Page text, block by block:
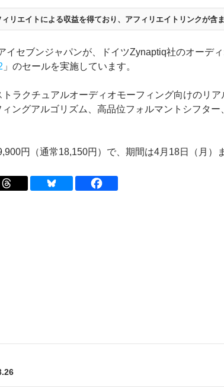
リエイトによる収益を得ており、 アフィリエイトリンクが含
イセブンジャパンが、ドイツZynaptiq社のオーデ
」のセールを実施しています。
トラクチュアルオーディオモーフィング向けのリア
ングアルゴリズム、高品位フォルマントシフタ
円（通常18,150円）で、期間は4月18日（月）